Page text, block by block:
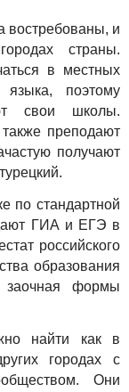
востребованы, и
страны.
в местных
языка, поэтому
свои школы.
преподают
получают
по стандартной
ГИА и ЕГЭ в
российского
образования
формы
найти как в
городах с
Они